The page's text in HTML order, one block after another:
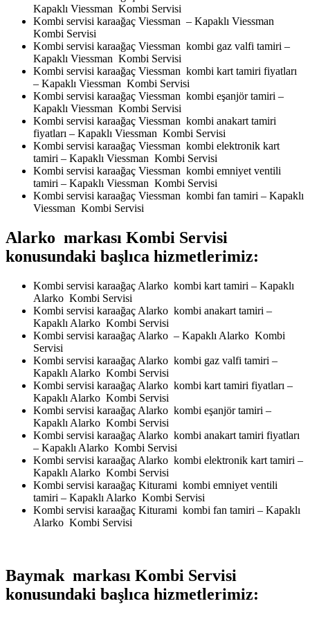
Kapaklı Viessman Kombi Servisi
Kombi servisi karaağaç Viessman – Kapaklı Viessman
Kombi Servisi
Kombi servisi karaağaç Viessman kombi gaz valfi tamiri –
Kapaklı Viessman Kombi Servisi
Kombi servisi karaağaç Viessman kombi kart tamiri fiyatları
– Kapaklı Viessman Kombi Servisi
Kombi servisi karaağaç Viessman kombi eşanjör tamiri –
Kapaklı Viessman Kombi Servisi
Kombi servisi karaağaç Viessman kombi anakart tamiri
fiyatları – Kapaklı Viessman Kombi Servisi
Kombi servisi karaağaç Viessman kombi elektronik kart
tamiri – Kapaklı Viessman Kombi Servisi
Kombi servisi karaağaç Viessman kombi emniyet ventili
tamiri – Kapaklı Viessman Kombi Servisi
Kombi servisi karaağaç Viessman kombi fan tamiri – Kapaklı
Viessman Kombi Servisi
Alarko markası Kombi Servisi
konusundaki başlıca hizmetlerimiz:
Kombi servisi karaağaç Alarko kombi kart tamiri – Kapaklı
Alarko Kombi Servisi
Kombi servisi karaağaç Alarko kombi anakart tamiri –
Kapaklı Alarko Kombi Servisi
Kombi servisi karaağaç Alarko – Kapaklı Alarko Kombi
Servisi
Kombi servisi karaağaç Alarko kombi gaz valfi tamiri –
Kapaklı Alarko Kombi Servisi
Kombi servisi karaağaç Alarko kombi kart tamiri fiyatları –
Kapaklı Alarko Kombi Servisi
Kombi servisi karaağaç Alarko kombi eşanjör tamiri –
Kapaklı Alarko Kombi Servisi
Kombi servisi karaağaç Alarko kombi anakart tamiri fiyatları
– Kapaklı Alarko Kombi Servisi
Kombi servisi karaağaç Alarko kombi elektronik kart tamiri –
Kapaklı Alarko Kombi Servisi
Kombi servisi karaağaç Kiturami kombi emniyet ventili
tamiri – Kapaklı Alarko Kombi Servisi
Kombi servisi karaağaç Kiturami kombi fan tamiri – Kapaklı
Alarko Kombi Servisi
Baymak markası Kombi Servisi
konusundaki başlıca hizmetlerimiz: